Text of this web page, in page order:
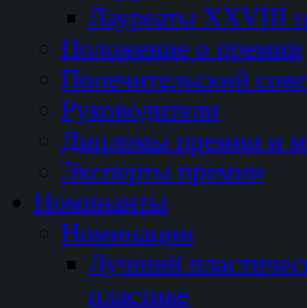
Лауреаты XXVIII
Положение о премии
Попечительский
Руководители
Дипломы премии и
Эксперты премии
Номинанты
Номинации
Лучший
пластике